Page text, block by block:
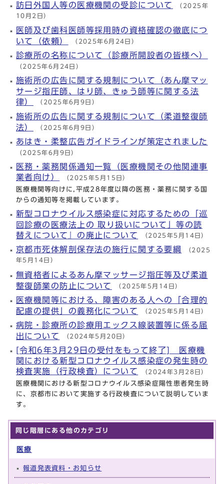
訪日外国人等の医療機関の受診について （2025年
10月2日）
医師及び歯科医師等採用時の資格確認の徹底につ
いて（依頼） （2025年6月24日）
診療所の名称について（診療所開設者の皆様へ）
（2025年6月24日）
施術所の広告に関する規制について（あん摩マッ
サージ指圧師、はり師、きゅう師等に関する法
律）
（2025年6月9日）
施術所の広告に関する規制について（柔道整復師
法） （2025年6月9日）
あはき・柔整広告ガイドラインが策定されました
（2025年6月9日）
医務・薬務関係通知一覧（医療機関その他関連事
業者向け）
（2025年5月15日）
医療機関等向けに,平成28年度以降の医務・薬務に関する国
からの通知等を掲載しています。
新型コロナウイルス感染症に対応するための「巡
回診療の医療法上の 取り扱いについて」等の読
替えについて』の廃止について
（2025年5月14日）
京都市死体解剖保存法の施行に関する要綱 （2025
年5月14日）
無資格者によるあん摩マッサージ指圧等及び柔道
整復師業の防止について （2025年5月14日）
医療機関等における、障害のある人への「合理的
配慮の提供」の義務化について （2025年5月14日）
病院・診療所の診療用エックス線装置等に係る届
出について （2024年5月20日）
[令和6年3月29日の受付をもって終了] 医療機
関における新型コロナウイルス感染症の発生時の
検査実施（行政検査）について
（2024年3月28日）
医療機関における新型コロナウイルス感染症陽性患者発生時
に、京都市において実施する行政検査について説明していま
す。
同じ階層にある他のカテゴリ
医療
報道発表資料・お知らせ